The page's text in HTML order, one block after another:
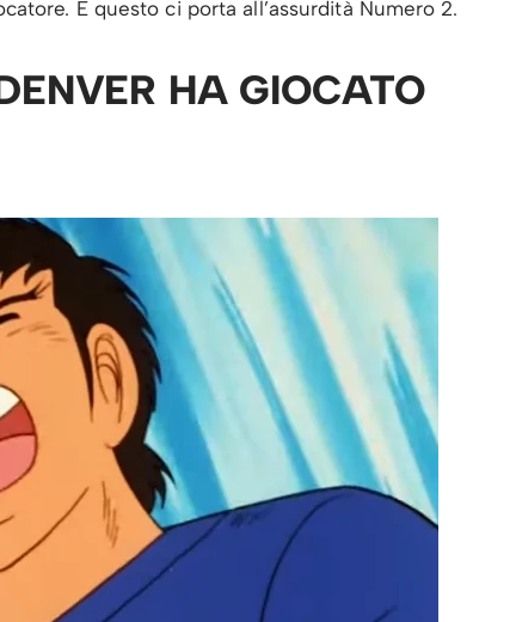
E questo ci porta all’assurdità Numero 2.
HA GIOCATO